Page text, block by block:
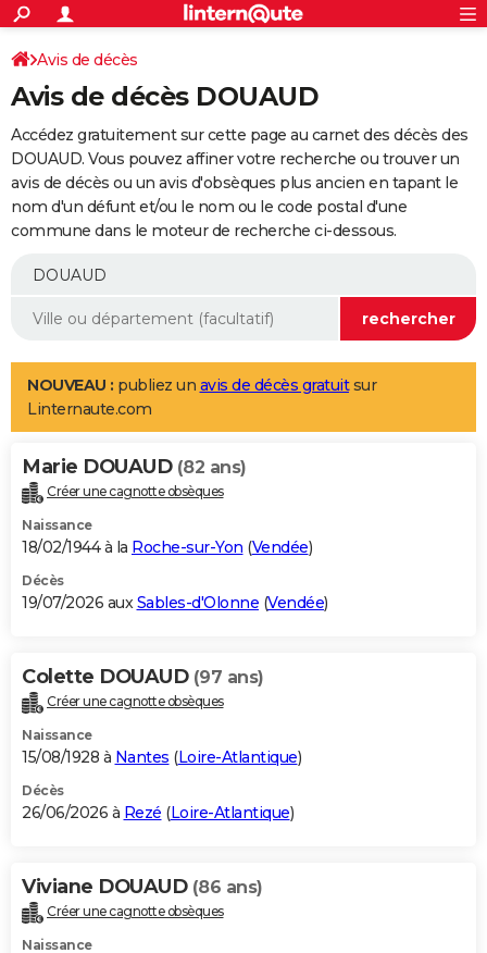
ACTUALITÉS
Politique
Société
Faits Divers
Education
Monde
Villes
+
SPORT
Coupe du monde 2026
Football
Tennis
Cyclisme
Rugby
Forum
Programme TV
TNT
Streaming
Cinéma
Sorties cinéma
Musique
+
FINANCE
Retraite
Epargne
Immobilier
Risques naturels par ville
Banque
Assurance
AUTO
Essais
Réserver un essai
Citadines
Berlines
SUV
Forum auto
+
Mobiles
Meilleur smartphone
Internet
Ordinateurs
Jeux vidéo
Guide high-tech
Aménagement intérieur
LIFESTYLE
Art de vivre
Bien-être
Loisirs
Mode
Modes de vie
Alimentation
Guide de la santé
Maladies
Médicaments
Sommeil
VOYAGE
Destinations
City break
Voyage nature
Voyage de noces
Forum
Climat
+PHOTO
GUIDES D'ACHAT
BONS PLANS
Carte de Noël
Carte Bonne année
Carte Saint-Valentin
Carte Pâques
Carte d'anniversaire
DICTIONNAIRE
Dictionnaire
Biographies
Citations
Expressions
Proverbes
PROGRAMME TV
S'inscrire
Se connecter
Lycées
Collèges
Primaires
Universités
Entreprises
Service militaire
Avis de recherche
AVIS DE DÉCÈS
Bricolage
Lifestyle
Culture
Sport
Auto
Television
Voyage
Cinema
Avis de décès
Avis de décès DOUAUD
Accédez gratuitement sur cette page au carnet des décès des
DOUAUD. Vous pouvez affiner votre recherche ou trouver un
avis de décès ou un avis d'obsèques plus ancien en tapant le
nom d'un défunt et/ou le nom ou le code postal d'une
commune dans le moteur de recherche ci-dessous.
NOUVEAU : publiez un avis de décès gratuitsur
Linternaute.com
Marie DOUAUD (82 ans)
Créer une cagnotte obsèques
Naissance
18/02/1944 à la Roche-sur-Yon (Vendée)
Décès
19/07/2026 auxSables-d'Olonne (Vendée)
Colette DOUAUD (97 ans)
Créer une cagnotte obsèques
Naissance
15/08/1928 à Nantes (Loire-Atlantique)
Décès
26/06/2026 à Rezé (Loire-Atlantique)
Viviane DOUAUD (86 ans)
Créer une cagnotte obsèques
Naissance